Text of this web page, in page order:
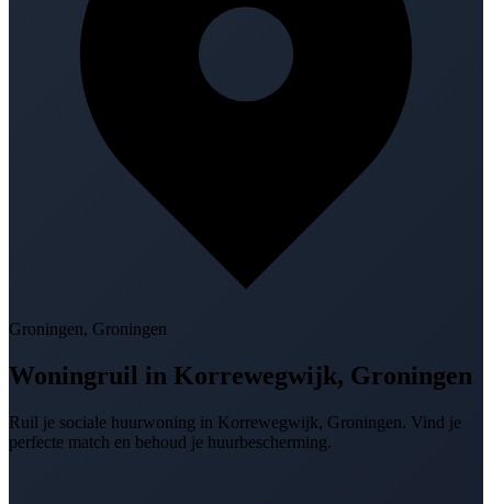
Groningen, Groningen
Woningruil in Korrewegwijk, Groningen
Ruil je sociale huurwoning in Korrewegwijk, Groningen. Vind je
perfecte match en behoud je huurbescherming.